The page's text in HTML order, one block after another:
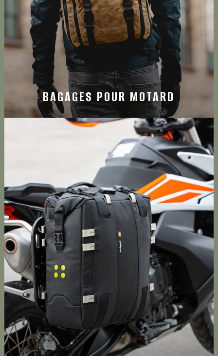
BAGAGES POUR MOTARD
marque Kriega®
BAGAGES POUR MOTO
Découvrez les meilleurs sacs pour moto de la marque